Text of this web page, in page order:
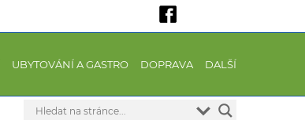
UBYTOVÁNÍ A GASTRO DOPRAVA DALŠÍ